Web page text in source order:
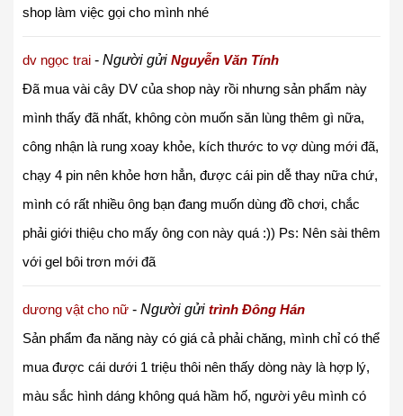
shop làm việc gọi cho mình nhé
dv ngọc trai - Người gửi Nguyễn Văn Tính
Đã mua vài cây DV của shop này rồi nhưng sản phẩm này
mình thấy đã nhất, không còn muốn săn lùng thêm gì nữa,
công nhận là rung xoay khỏe, kích thước to vợ dùng mới đã,
chạy 4 pin nên khỏe hơn hẳn, được cái pin dễ thay nữa chứ,
mình có rất nhiều ông bạn đang muốn dùng đồ chơi, chắc
phải giới thiệu cho mấy ông con này quá :)) Ps: Nên sài thêm
với gel bôi trơn mới đã
dương vật cho nữ - Người gửi trình Đông Hán
Sản phẩm đa năng này có giá cả phải chăng, mình chỉ có thể
mua được cái dưới 1 triệu thôi nên thấy dòng này là hợp lý,
màu sắc hình dáng không quá hầm hố, người yêu mình có